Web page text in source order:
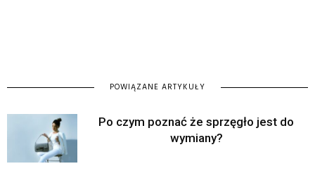
POWIĄZANE ARTYKUŁY
Po czym poznać że sprzęgło jest do
wymiany?